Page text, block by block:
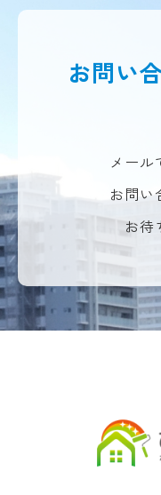
お問い
メール
お問い
お待